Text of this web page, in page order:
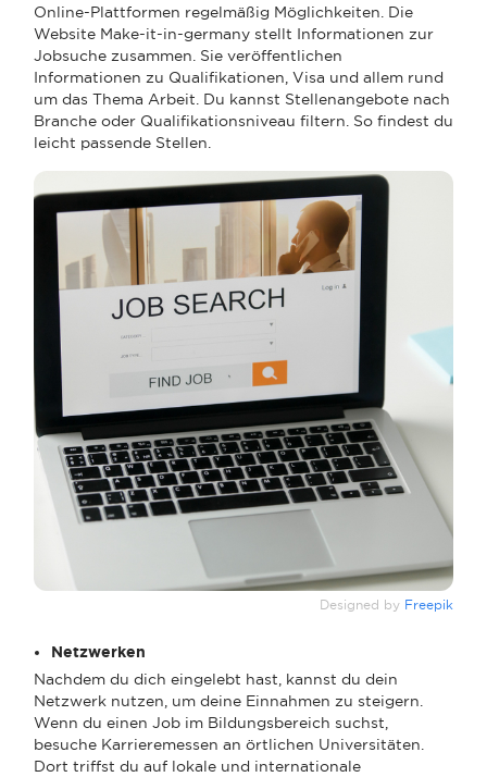
Online-Plattformen regelmäßig Möglichkeiten. Die
Website Make-it-in-germany stellt Informationen zur
Jobsuche zusammen. Sie veröffentlichen
Informationen zu Qualifikationen, Visa und allem rund
um das Thema Arbeit. Du kannst Stellenangebote nach
Branche oder Qualifikationsniveau filtern. So findest du
leicht passende Stellen.
Designed by Freepik
Netzwerken
Nachdem du dich eingelebt hast, kannst du dein
Netzwerk nutzen, um deine Einnahmen zu steigern.
Wenn du einen Job im Bildungsbereich suchst,
besuche Karrieremessen an örtlichen Universitäten.
Dort triffst du auf lokale und internationale